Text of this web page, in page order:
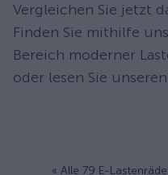
Vergleichen Sie jetzt
Finden Sie mithilfe
Bereich moderner
oder lesen Sie
« Alle 79 E-